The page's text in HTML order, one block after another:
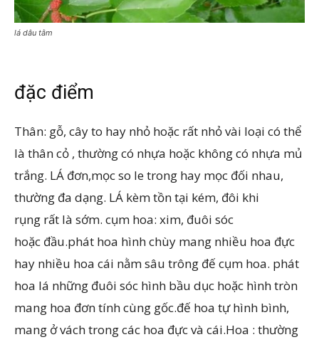
lá dâu tằm
đặc điểm
Thân: gỗ, cây to hay nhỏ hoặc rất nhỏ vài loại có thể
là thân cỏ , thường có nhựa hoặc không có nhựa mủ
trắng. LÁ đơn,mọc so le trong hay mọc đối nhau,
thường đa dạng. LÁ kèm tồn tại kém, đôi khi
rụng rất là sớm. cụm hoa: xim, đuôi sóc
hoặc đầu.phát hoa hình chùy mang nhiều hoa đực
hay nhiều hoa cái nằm sâu trông đế cụm hoa. phát
hoa lá những đuôi sóc hình bầu dục hoặc hình tròn
mang hoa đơn tính cùng gốc.đế hoa tự hình bình,
mang ở vách trong các hoa đực và cái.Hoa : thường